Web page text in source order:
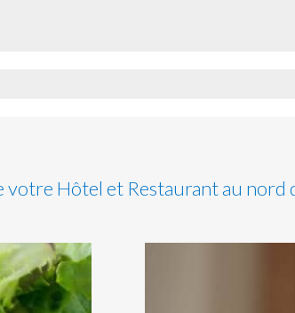
votre Hôtel et Restaurant au nord